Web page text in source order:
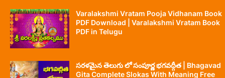
Varalakshmi Vratam Pooja Vidhanam Book
PDF Download | Varalakshmi Vratam Book
PDF in Telugu
సరళమైన తెలుగు లో సంపూర్ణ భగవద్గీత | Bhagavad
Gita Complete Slokas With Meaning Free